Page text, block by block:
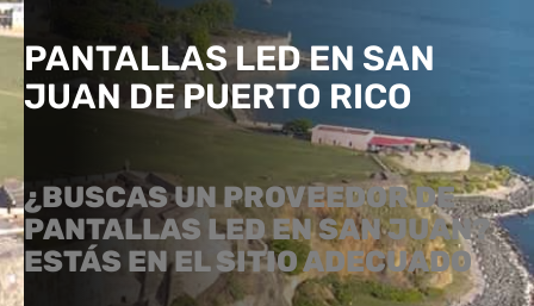
PANTALLAS LED EN SAN
JUAN DE PUERTO RICO
¿BUSCAS UN PROVEEDOR DE
PANTALLAS LED EN SAN JUAN?
ESTÁS EN EL SITIO ADECUADO